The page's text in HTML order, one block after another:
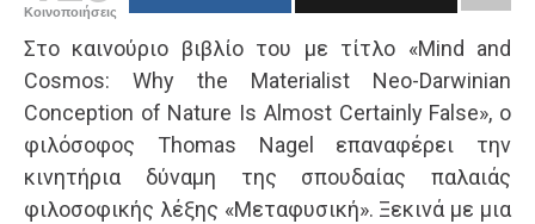
Κοινοποιήσεις
Στο καινούριο βιβλίο του με τίτλο «Mind and
Cosmos: Why the Materialist Neo-Darwinian
Conception of Nature Is Almost Certainly False», ο
φιλόσοφος Thomas Nagel επαναφέρει την
κινητήρια δύναμη της σπουδαίας παλαιάς
φιλοσοφικής λέξης «Μεταφυσική». Ξεκινά με μια